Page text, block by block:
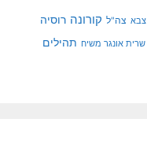
צבא צה"ל קורונה רוסיה
שרית אונגר משיח תהילים